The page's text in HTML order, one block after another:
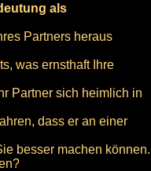
als
Partners heraus
was ernsthaft Ihre
Partner sich heimlich in
dass er an einer
besser machen können.